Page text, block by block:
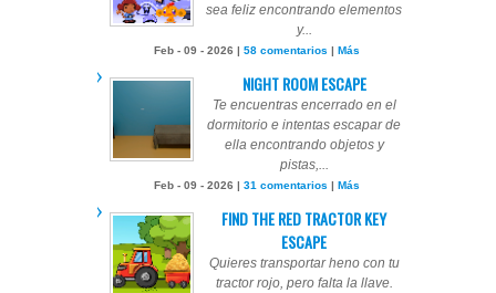
sea feliz encontrando elementos
y...
Feb - 09 - 2026 | 58 comentarios | Más
NIGHT ROOM ESCAPE
Te encuentras encerrado en el
dormitorio e intentas escapar de
ella encontrando objetos y
pistas,...
Feb - 09 - 2026 | 31 comentarios | Más
FIND THE RED TRACTOR KEY
ESCAPE
Quieres transportar heno con tu
tractor rojo, pero falta la llave.